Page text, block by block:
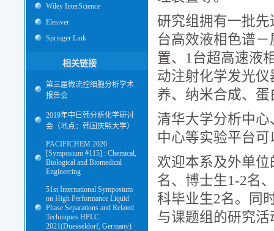
Wiley InterScience
Elesiver
Springer Link
相关链接
第三届微流控细胞分析学术
报告会
2019年中日韩分析化学研讨
会（地点：韩国庆熙大学）
PACIFICHEM 2020
[Symposium #115] : Chemical,
Biological and Biomedical
Engineering
51st International Symposium
on High Performance Liquid
Phase Separations and Related
Techniques HPLC
2021(Duesseldorf, Germany)
研究组拥有一批
台高效液相色谱
置、1台超高速液
动注射化学发光
养、纳米合成、
清华大学分析中
中心等实验平台
欢迎本系及外单
名、博士生1-2名
科毕业生2名。同
与课题组的研究活